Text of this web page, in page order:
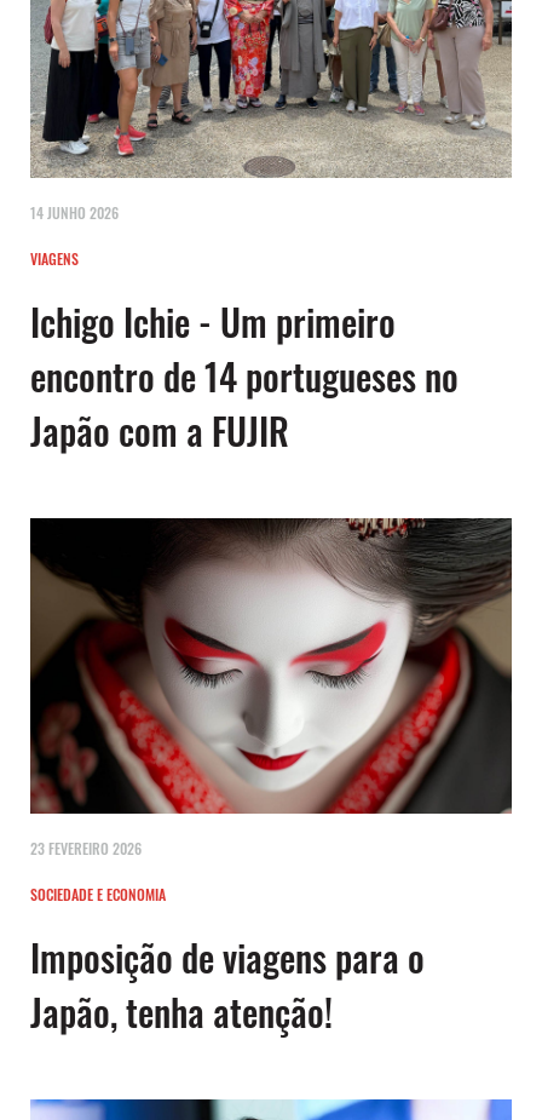
14 JUNHO 2026
VIAGENS
Ichigo Ichie - Um primeiro
encontro de 14 portugueses no
Japão com a FUJIR
23 FEVEREIRO 2026
SOCIEDADE E ECONOMIA
Imposição de viagens para o
Japão, tenha atenção!